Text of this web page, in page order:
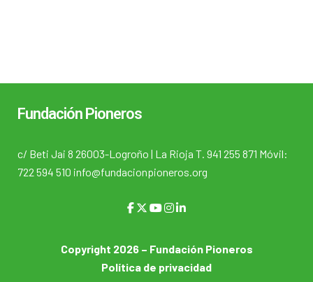
Fundación Pioneros
c/ Beti Jai 8 26003-Logroño | La Rioja T. 941 255 871 Móvil:
722 594 510 info@fundacionpioneros.org
Copyright 2026 – Fundación Pioneros
Política de privacidad